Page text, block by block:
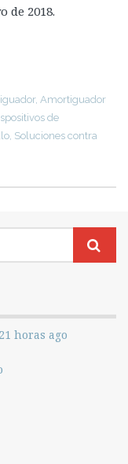
de 2018.
, Amortiguador
de
, Soluciones contra
horas ago